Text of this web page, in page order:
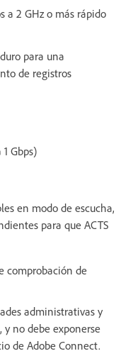
a 2 GHz o más rápido
para una
de registros
Gbps)
en modo de escucha,
para que ACTS
comprobación de
administrativas y
no debe exponerse
de Adobe Connect.